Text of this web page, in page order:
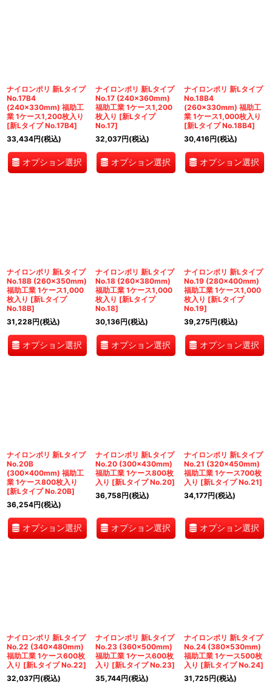
ナイロンポリ 新Lタイプ
No.17B4
(240×330mm) 福助工
業 1ケース1,200枚入り
[新Lタイプ No.17B4]
33,434円(税込)
オプション選択
ナイロンポリ 新Lタイプ
No.17 (240×360mm)
福助工業 1ケース1,200
枚入り [新Lタイプ
No.17]
32,037円(税込)
オプション選択
ナイロンポリ 新Lタイプ
No.18B4
(260×330mm) 福助工
業 1ケース1,000枚入り
[新Lタイプ No.18B4]
30,416円(税込)
オプション選択
ナイロンポリ 新Lタイプ
No.18B (260×350mm)
福助工業 1ケース1,000
枚入り [新Lタイプ
No.18B]
31,228円(税込)
オプション選択
ナイロンポリ 新Lタイプ
No.18 (260×380mm)
福助工業 1ケース1,000
枚入り [新Lタイプ
No.18]
30,136円(税込)
オプション選択
ナイロンポリ 新Lタイプ
No.19 (280×400mm)
福助工業 1ケース1,000
枚入り [新Lタイプ
No.19]
39,275円(税込)
オプション選択
ナイロンポリ 新Lタイプ
No.20B
(300×400mm) 福助工
業 1ケース800枚入り
[新Lタイプ No.20B]
36,254円(税込)
オプション選択
ナイロンポリ 新Lタイプ
No.20 (300×430mm)
福助工業 1ケース800枚
入り [新Lタイプ No.20]
36,758円(税込)
オプション選択
ナイロンポリ 新Lタイプ
No.21 (320×450mm)
福助工業 1ケース700枚
入り [新Lタイプ No.21]
34,177円(税込)
オプション選択
ナイロンポリ 新Lタイプ
No.22 (340×480mm)
福助工業 1ケース600枚
入り [新Lタイプ No.22]
32,037円(税込)
ナイロンポリ 新Lタイプ
No.23 (360×500mm)
福助工業 1ケース600枚
入り [新Lタイプ No.23]
35,744円(税込)
ナイロンポリ 新Lタイプ
No.24 (380×530mm)
福助工業 1ケース500枚
入り [新Lタイプ No.24]
31,725円(税込)